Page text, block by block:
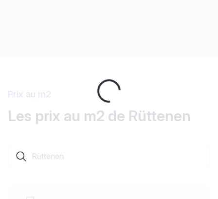
Loading...
Prix au m2
Les prix au m2 de Rüttenen